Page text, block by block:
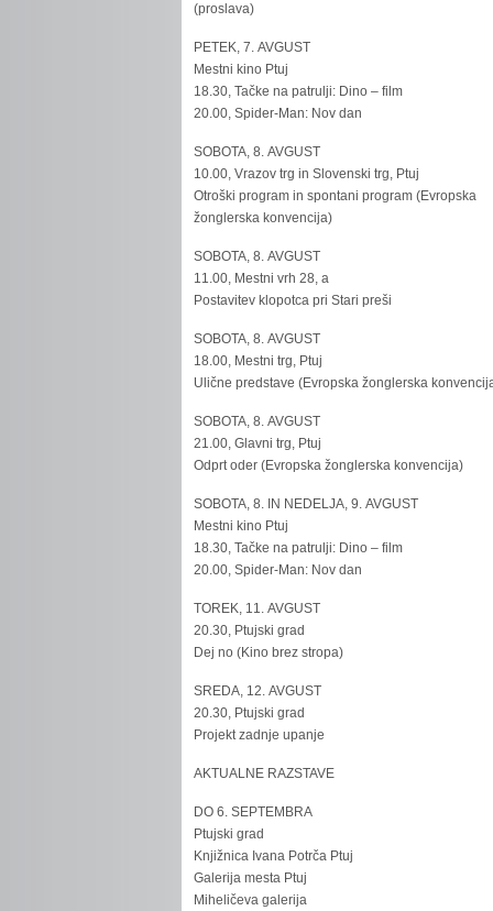
(proslava)
PETEK, 7. AVGUST
Mestni kino Ptuj
18.30, Tačke na patrulji: Dino – film
20.00, Spider-Man: Nov dan
SOBOTA, 8. AVGUST
10.00, Vrazov trg in Slovenski trg, Ptuj
Otroški program in spontani program (Evropska
žonglerska konvencija)
SOBOTA, 8. AVGUST
11.00, Mestni vrh 28, a
Postavitev klopotca pri Stari preši
SOBOTA, 8. AVGUST
18.00, Mestni trg, Ptuj
Ulične predstave (Evropska žonglerska
SOBOTA, 8. AVGUST
21.00, Glavni trg, Ptuj
Odprt oder (Evropska žonglerska konvencija)
SOBOTA, 8. IN NEDELJA, 9. AVGUST
Mestni kino Ptuj
18.30, Tačke na patrulji: Dino – film
20.00, Spider-Man: Nov dan
TOREK, 11. AVGUST
20.30, Ptujski grad
Dej no (Kino brez stropa)
SREDA, 12. AVGUST
20.30, Ptujski grad
Projekt zadnje upanje
AKTUALNE RAZSTAVE
DO 6. SEPTEMBRA
Ptujski grad
Knjižnica Ivana Potrča Ptuj
Galerija mesta Ptuj
Miheličeva galerija